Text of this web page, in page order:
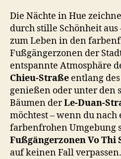
Die Nächte in Hue
durch stille Schönheit aus
zum Leben in den
Fußgängerzonen der
entspannte Atmosphäre
Chieu-Straße entlang
genießen oder unter den
Bäumen derLe-Duan-
möchtest – wenn du
farbenfrohen Umgebung
Fußgängerzonen Vo Thi
auf keinen Fall verpassen.